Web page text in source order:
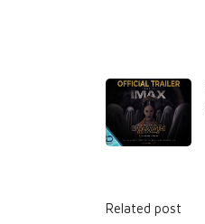
Related post